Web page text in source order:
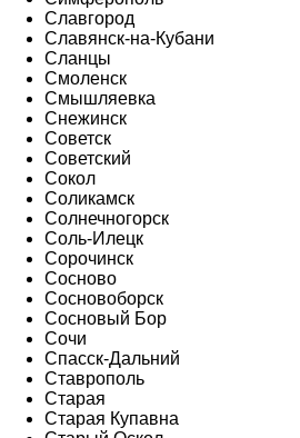
Славгород
Славянск-на-Кубани
Сланцы
Смоленск
Смышляевка
Снежинск
Советск
Советский
Сокол
Соликамск
Солнечногорск
Соль-Илецк
Сорочинск
Сосново
Сосновоборск
Сосновый Бор
Сочи
Спасск-Дальний
Ставрополь
Старая
Старая Купавна